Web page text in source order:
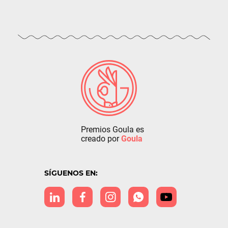
Premios Goula es
creado porGoula
SÍGUENOS EN: